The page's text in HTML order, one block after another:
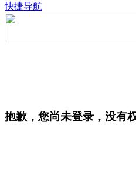
快捷导航
抱歉，您尚未登录，没有